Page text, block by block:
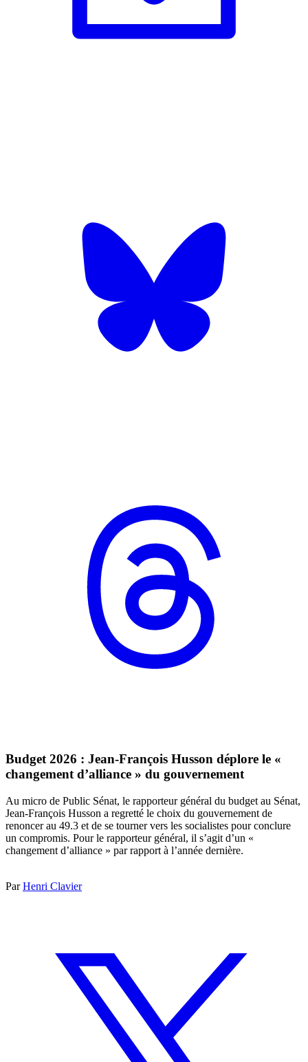
Budget 2026 : Jean-François Husson déplore le «
changement d’alliance » du gouvernement
Au micro de Public Sénat, le rapporteur général du budget au Sénat,
Jean-François Husson a regretté le choix du gouvernement de
renoncer au 49.3 et de se tourner vers les socialistes pour conclure
un compromis. Pour le rapporteur général, il s’agit d’un «
changement d’alliance » par rapport à l’année dernière.
ParHenri Clavier